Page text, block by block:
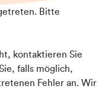
Bitte
kontaktieren Sie
falls möglich,
Fehler an. Wir